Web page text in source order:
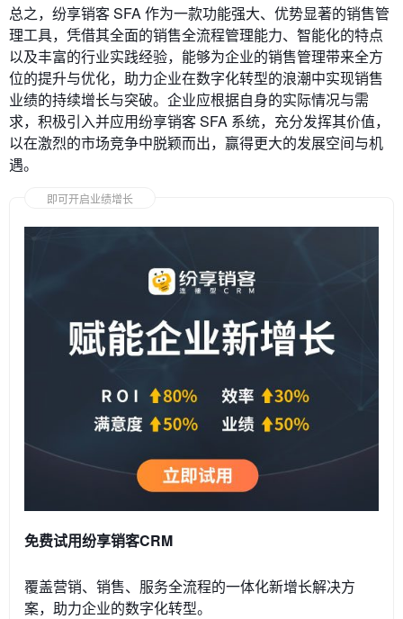
总之，纷享销客 SFA 作为一款功能强大、优势显著的销售管
理工具，凭借其全面的销售全流程管理能力、智能化的特点
以及丰富的行业实践经验，能够为企业的销售管理带来全方
位的提升与优化，助力企业在数字化转型的浪潮中实现销售
业绩的持续增长与突破。企业应根据自身的实际情况与需
求，积极引入并应用纷享销客 SFA 系统，充分发挥其价值，
以在激烈的市场竞争中脱颖而出，赢得更大的发展空间与机
遇。
即可开启业绩增长
免费试用纷享销客CRM
覆盖营销、销售、服务全流程的一体化新增长解决方
案，助力企业的数字化转型。